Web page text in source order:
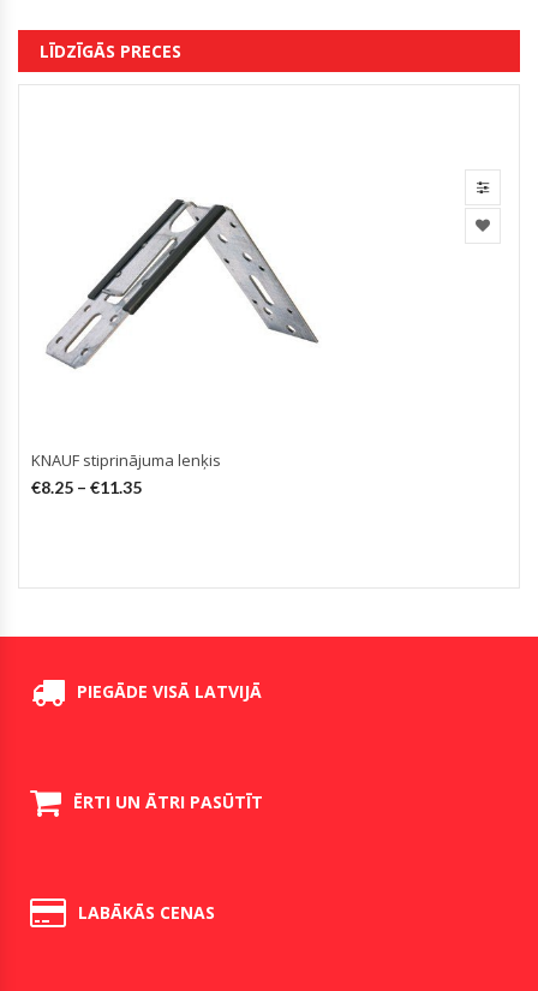
LĪDZĪGĀS PRECES
KNAUF stiprinājuma lenķis
€8.25 – €11.35
PIEGĀDE VISĀ LATVIJĀ
ĒRTI UN ĀTRI PASŪTĪT
LABĀKĀS CENAS